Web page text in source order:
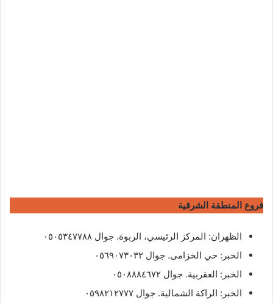
فروع المنطقة الشرقية
الظهران: المركز الرئيسي، الربوة. جوال ٠٥٠٥٣٤٧٧٨٨
الخبر: حي الخزامى. جوال ٠٥٦٩٠٧٣٠٣٢
الخبر: العقربية. جوال ٠٥٠٨٨٨٤٦٧٢
الخبر: الراكة الشمالية. جوال ٠٥٩٨٢١٢٧٧٧